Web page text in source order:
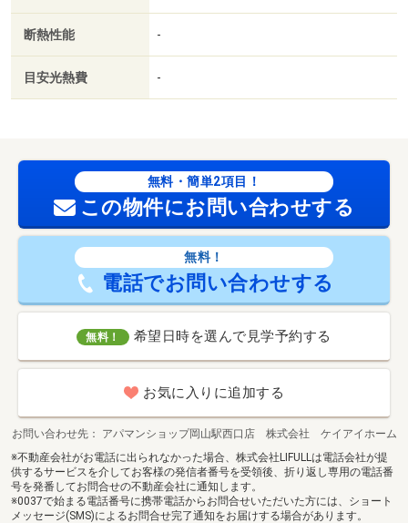
断熱性能 -
目安光熱費 -
無料・簡単2項目！
この物件にお問い合わせする
無料！
電話でお問い合わせする
無料！ 希望日時を選んで見学予約する
お気に入りに追加する
お問い合わせ先
アパマンショップ岡山駅西口店 株式会社 ケイアイホーム
※不動産会社がお電話に出られなかった場合、株式会社LIFULLは電話会社が提
供するサービスを介してお客様の発信者番号を受領後、折り返し専用の電話番
号を発番してお問合せの不動産会社に通知します。
※0037で始まる電話番号に携帯電話からお問合せいただいた方には、ショート
メッセージ(SMS)によるお問合せ完了通知をお届けする場合があります。